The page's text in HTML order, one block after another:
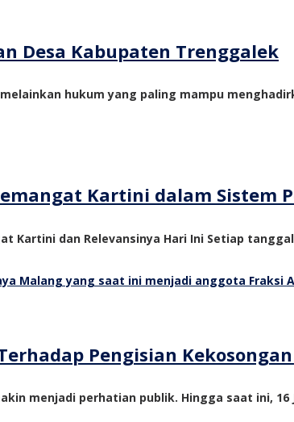
Desa Kabupaten Trenggalek
hukum yang paling mampu
Kartini dalam Sistem
Kartini dan Relevansinya Hari Ini Setiap
Pengisian
menjadi perhatian publik. Hingga saat ini, 16